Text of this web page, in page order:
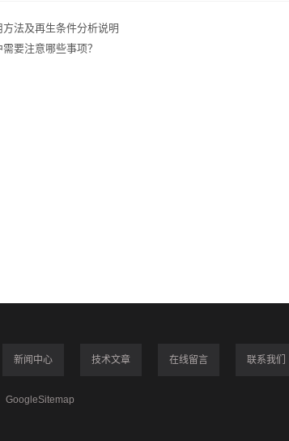
法及再生条件分析说明
要注意哪些事项？
新闻中心 技术文章 在线留言 联系我们
GoogleSitemap